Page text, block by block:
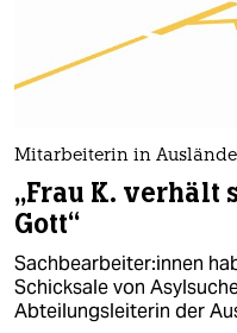
Mitarbeiterin in
„Frau K. verhält
Gott“
Sach­be­ar­bei­te­r:in­nen
Schicksale von
Abteilungsleiterin der